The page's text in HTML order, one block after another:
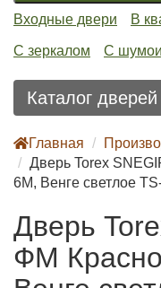
Входные двери В
С зеркалом С
Каталог дверей
Главная
Дверь Torex
6M, Венге светлое
Дверь
ФМ